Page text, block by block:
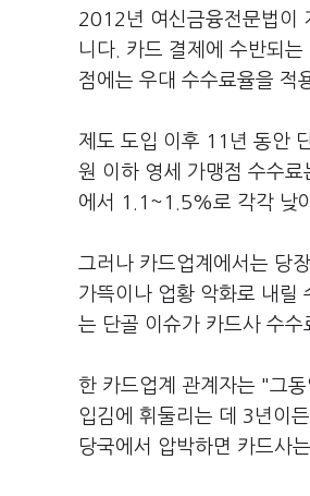
2012년 여신금융전문법이
니다. 카드 결제에 수반되
점에는 우대 수수료율을 적
제도 도입 이후 11년 동안
원 이하 영세 가맹점 수수
에서 1.1~1.5%로 각각 낮
그러나 카드업계에서는 당
가뜩이나 업황 악화로 내릴
는 단골 이슈가 카드사 수수
한 카드업계 관계자는 "그
입김에 휘둘리는 데 3년이
당국에서 압박하면 카드사